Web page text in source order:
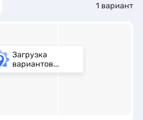
1 вариант
Загрузка
вариантов...